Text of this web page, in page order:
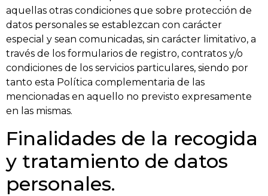
aquellas otras condiciones que sobre protección de
datos personales se establezcan con carácter
especial y sean comunicadas, sin carácter limitativo, a
través de los formularios de registro, contratos y/o
condiciones de los servicios particulares, siendo por
tanto esta Política complementaria de las
mencionadas en aquello no previsto expresamente
en las mismas.
Finalidades de la recogida
y tratamiento de datos
personales.